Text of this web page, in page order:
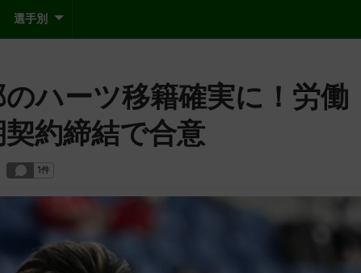
選手別
ハーツ移籍確実に！労働
約締結で合意